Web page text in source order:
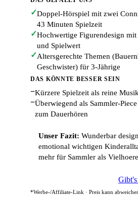
✓Doppel-Hörspiel mit zwei
43 Minuten Spielzeit
✓Hochwertige Figurendesign
und Spielwert
✓Altersgerechte Themen
Geschwister) für 3-Jährige
DAS KÖNNTE BESSER SEIN
−Kürzere Spielzeit als reine
−Überwiegend als Sammler-
zum Dauerhören
Unser Fazit: Wunderbar
emotional wichtigen
mehr für Sammler als
*Werbe-/Affiliate-Link · Preis kann